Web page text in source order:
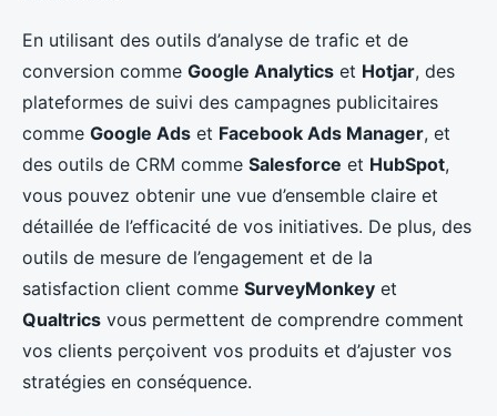
En utilisant des outils d’analyse de trafic et de
conversion comme Google Analytics et Hotjar, des
plateformes de suivi des campagnes publicitaires
comme Google Ads et Facebook Ads Manager, et
des outils de CRM comme Salesforce et HubSpot,
vous pouvez obtenir une vue d’ensemble claire et
détaillée de l’efficacité de vos initiatives. De plus, des
outils de mesure de l’engagement et de la
satisfaction client comme SurveyMonkey et
Qualtrics vous permettent de comprendre comment
vos clients perçoivent vos produits et d’ajuster vos
stratégies en conséquence.